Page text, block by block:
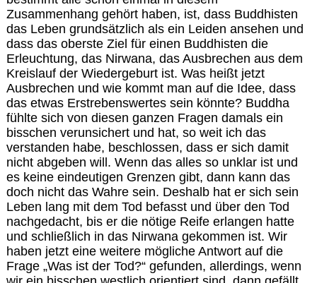
Zusammenhang gehört haben, ist, dass Buddhisten
das Leben grundsätzlich als ein Leiden ansehen und
dass das oberste Ziel für einen Buddhisten die
Erleuchtung, das Nirwana, das Ausbrechen aus dem
Kreislauf der Wiedergeburt ist. Was heißt jetzt
Ausbrechen und wie kommt man auf die Idee, dass
das etwas Erstrebenswertes sein könnte? Buddha
fühlte sich von diesen ganzen Fragen damals ein
bisschen verunsichert und hat, so weit ich das
verstanden habe, beschlossen, dass er sich damit
nicht abgeben will. Wenn das alles so unklar ist und
es keine eindeutigen Grenzen gibt, dann kann das
doch nicht das Wahre sein. Deshalb hat er sich sein
Leben lang mit dem Tod befasst und über den Tod
nachgedacht, bis er die nötige Reife erlangen hatte
und schließlich in das Nirwana gekommen ist. Wir
haben jetzt eine weitere mögliche Antwort auf die
Frage „Was ist der Tod?“ gefunden, allerdings, wenn